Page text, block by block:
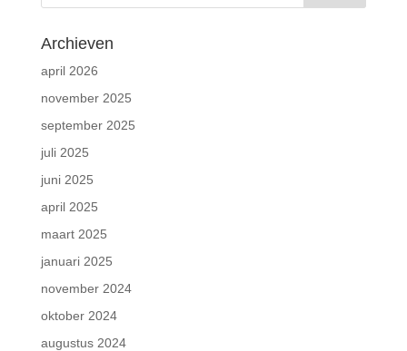
Archieven
april 2026
november 2025
september 2025
juli 2025
juni 2025
april 2025
maart 2025
januari 2025
november 2024
oktober 2024
augustus 2024